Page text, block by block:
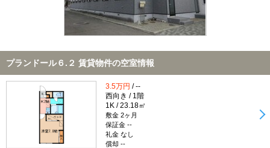
プランドール６.２ 賃貸物件の空室情報
3.5万円 / --
西向き / 1階
1K / 23.18㎡
敷金 2ヶ月
保証金 --
礼金 なし
償却 --